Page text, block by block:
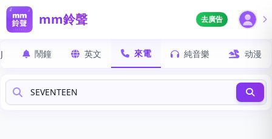
mm鈴聲 去廣告
鬧鐘 英文 來電 純音樂 动漫